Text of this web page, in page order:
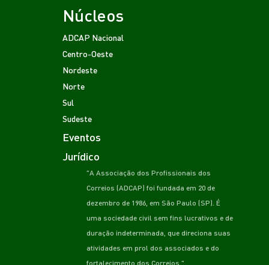
Núcleos
ADCAP Nacional
Centro-Oeste
Nordeste
Norte
Sul
Sudeste
Eventos
Jurídico
"A Associação dos Profissionais dos
Correios (ADCAP) foi fundada em 20 de
dezembro de 1986, em São Paulo (SP). É
uma sociedade civil sem fins lucrativos e de
duração indeterminada, que direciona suas
atividades em prol dos associados e do
fortalecimento dos Correios."